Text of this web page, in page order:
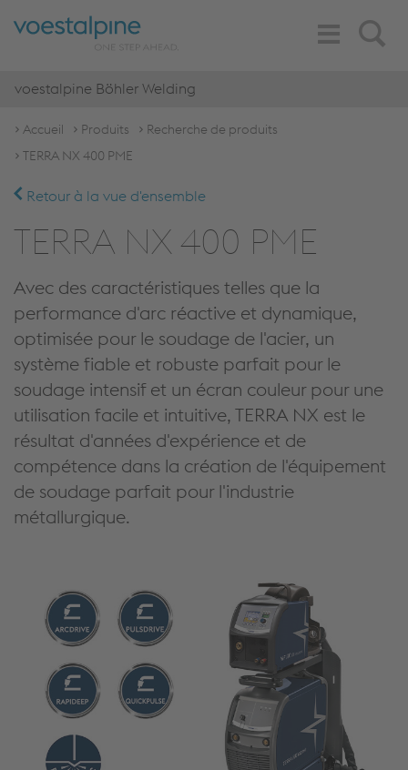
Search
Toggle
Navigation
voestalpine Böhler Welding
Accueil Produits
Recherche de produits
TERRA NX 400 PME
Retour à la vue d'ensemble
TERRA NX 400 PME
Avec des caractéristiques telles que la
performance d'arc réactive et dynamique,
optimisée pour le soudage de l'acier, un
système fiable et robuste parfait pour le
soudage intensif et un écran couleur pour une
utilisation facile et intuitive, TERRA NX est le
résultat d'années d'expérience et de
compétence dans la création de l'équipement
de soudage parfait pour l'industrie
métallurgique.